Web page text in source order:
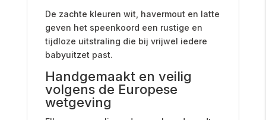
De zachte kleuren wit, havermout en latte
geven het speenkoord een rustige en
tijdloze uitstraling die bij vrijwel iedere
babyuitzet past.
Handgemaakt en veilig
volgens de Europese
wetgeving